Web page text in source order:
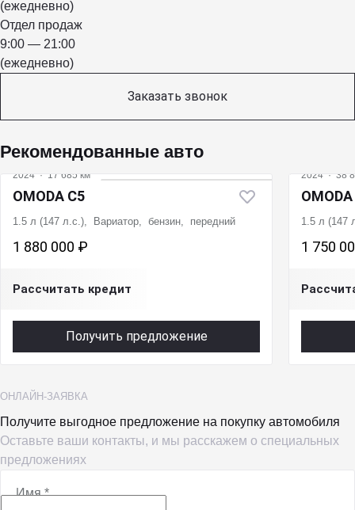
(ежедневно)
Отдел продаж
9:00 — 21:00
(ежедневно)
Заказать звонок
Рекомендованные авто
2024 · 17 685 км
OMODA C5
1.5 л (147 л.с.), Вариатор, бензин, передний
1 880 000 ₽
Рассчитать кредит
Получить предложение
2024 · 38
1.5 л (147
1 750
ОНЛАЙН-ЗАЯВКА
Получите выгодное предложение на покупку автомобиля
Оставьте ваши контакты, и мы расскажем о специальных
предложениях
Имя*